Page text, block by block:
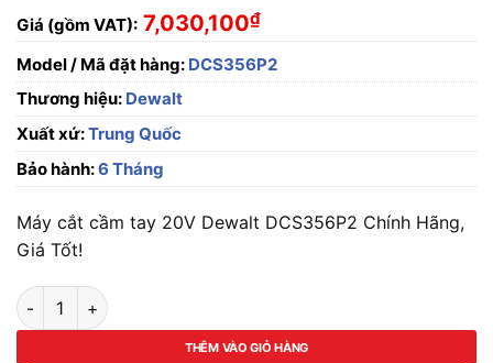
Giá (gồm VAT): 7,030,100₫
Model / Mã đặt hàng: DCS356P2
Thương hiệu: Dewalt
Xuất xứ:Trung Quốc
Bảo hành:6 Tháng
Máy cắt cầm tay 20V Dewalt DCS356P2 Chính Hãng,
Giá Tốt!
Máy cắt cầm tay 20V Dewalt DCS356P2 số lượng
THÊM VÀO GIỎ HÀNG